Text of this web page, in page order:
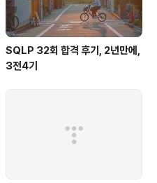
SQLP 32회 합격 후기, 2년만에,
3전4기